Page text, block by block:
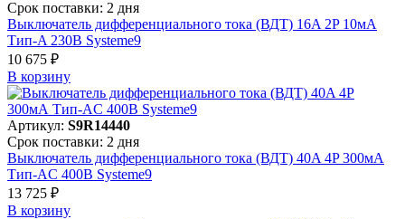
Срок поставки: 2 дня
Выключатель дифференциального тока (ВДТ) 16A 2P 10мА
Тип-A 230В Systeme9
10 675 ₽
В корзинy
Артикул: S9R14440
Срок поставки: 2 дня
Выключатель дифференциального тока (ВДТ) 40A 4P 300мА
Тип-AC 400В Systeme9
13 725 ₽
В корзинy